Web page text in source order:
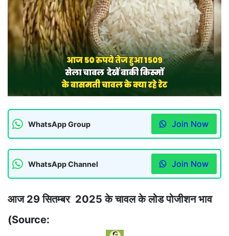
WhatsApp Group Join Now
WhatsApp Channel Join Now
आज 29 सितम्बर 2025 के चावल के लोड पोजीशन भाव
(Source: